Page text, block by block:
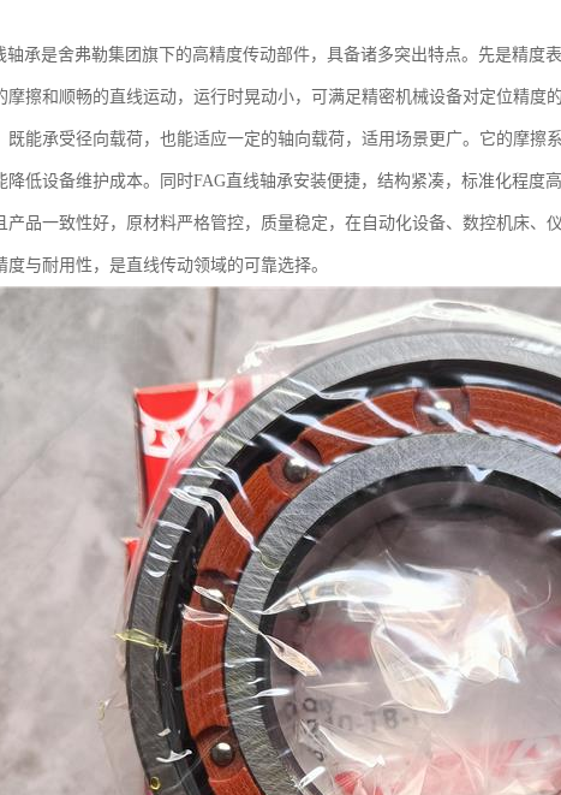
轴承是舍弗勒集团旗下的高精度传动部件，具备诸多突出特点。先是精度
摩擦和顺畅的直线运动，运行时晃动小，可满足精密机械设备对定位精度
既能承受径向载荷，也能适应一定的轴向载荷，适用场景更广。它的摩擦
降低设备维护成本。同时FAG直线轴承安装便捷，结构紧凑，标准化程度
产品一致性好，原材料严格管控，质量稳定，在自动化设备、数控机床、
度与耐用性，是直线传动领域的可靠选择。